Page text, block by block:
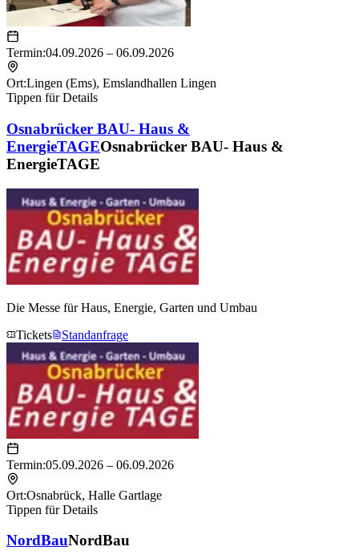
Termin:04.09.2026 – 06.09.2026
Ort:Lingen (Ems), Emslandhallen Lingen
Tippen für Details
Osnabrücker BAU- Haus &
EnergieTAGEOsnabrücker BAU- Haus &
EnergieTAGE
Die Messe für Haus, Energie, Garten und Umbau
Tickets
Standanfrage
Termin:05.09.2026 – 06.09.2026
Ort:Osnabrück, Halle Gartlage
Tippen für Details
NordBauNordBau